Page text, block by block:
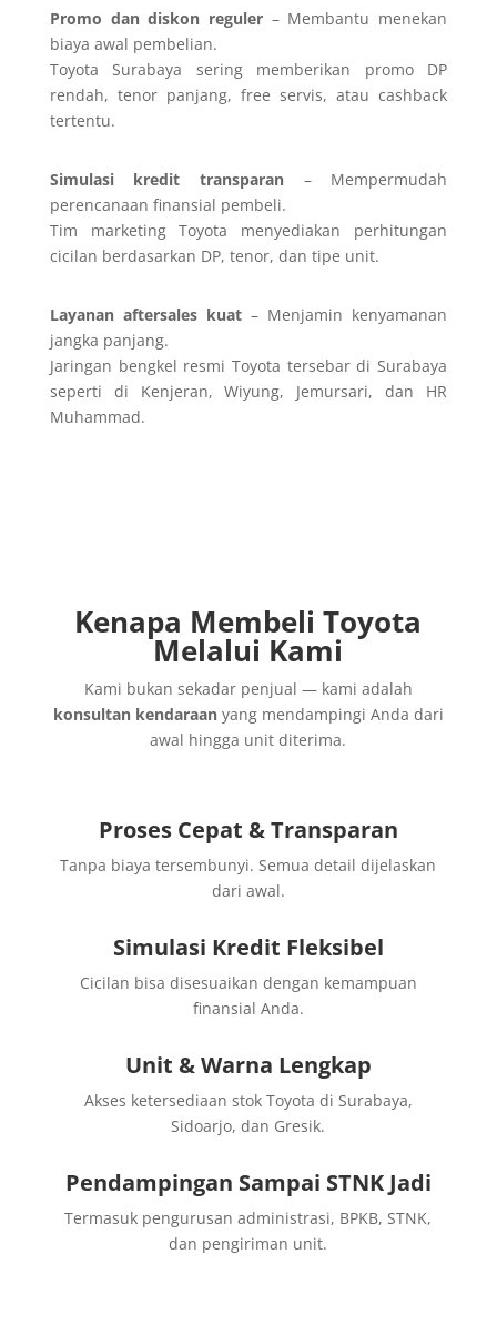
Promo dan diskon reguler – Membantu menekan
biaya awal pembelian.
Toyota Surabaya sering memberikan promo DP
rendah, tenor panjang, free servis, atau cashback
tertentu.
Simulasi kredit transparan – Mempermudah
perencanaan finansial pembeli.
Tim marketing Toyota menyediakan perhitungan
cicilan berdasarkan DP, tenor, dan tipe unit.
Layanan aftersales kuat– Menjamin kenyamanan
jangka panjang.
Jaringan bengkel resmi Toyota tersebar di Surabaya
seperti di Kenjeran, Wiyung, Jemursari, dan HR
Muhammad.
Kenapa Membeli Toyota
Melalui Kami
Kami bukan sekadar penjual — kami adalah
konsultan kendaraanyang mendampingi Anda dari
awal hingga unit diterima.
Proses Cepat & Transparan
Tanpa biaya tersembunyi. Semua detail dijelaskan
dari awal.
Simulasi Kredit Fleksibel
Cicilan bisa disesuaikan dengan kemampuan
finansial Anda.
Unit & Warna Lengkap
Akses ketersediaan stok Toyota di Surabaya,
Sidoarjo, dan Gresik.
Pendampingan Sampai STNK Jadi
Termasuk pengurusan administrasi, BPKB, STNK,
dan pengiriman unit.